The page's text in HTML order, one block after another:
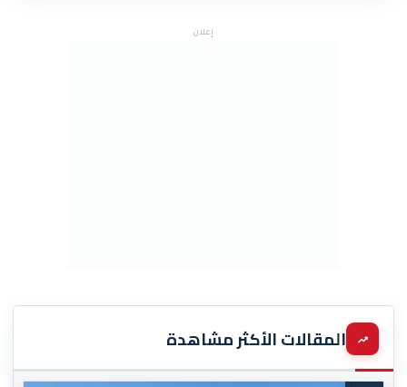
إعلان
المقالات الأكثر مشاهدة